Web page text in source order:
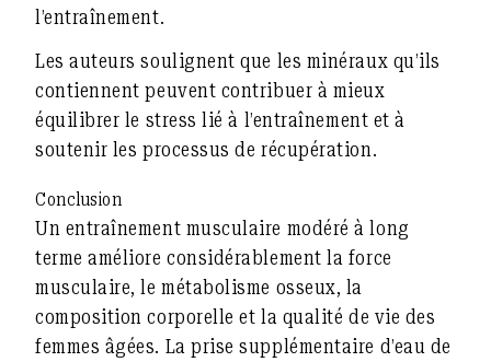
l’entraînement.
Les auteurs soulignent que les minéraux qu’ils
contiennent peuvent contribuer à mieux
équilibrer le stress lié à l’entraînement et à
soutenir les processus de récupération.
Conclusion
Un entraînement musculaire modéré à long
terme améliore considérablement la force
musculaire, le métabolisme osseux, la
composition corporelle et la qualité de vie des
femmes âgées. La prise supplémentaire d’eau de